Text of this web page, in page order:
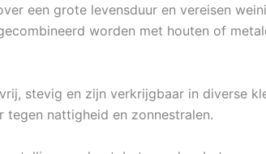
een grote levensduur en vereisen
worden met houten of
stevig en zijn verkrijgbaar in diverse
nattigheid en zonnestralen.